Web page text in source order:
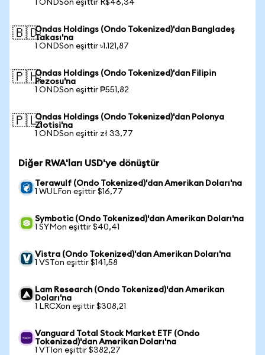
1 ONDSon eşittir R$46,34
🇧🇩Ondas Holdings (Ondo Tokenized)'dan Bangladeş
Takası'na
1 ONDSon eşittir ৳1.121,87
🇵🇭Ondas Holdings (Ondo Tokenized)'dan Filipin
Pezosu'na
1 ONDSon eşittir ₱551,82
🇵🇱Ondas Holdings (Ondo Tokenized)'dan Polonya
Zlotisi'na
1 ONDSon eşittir zł 33,77
Diğer RWA'ları USD'ye dönüştür
Terawulf (Ondo Tokenized)'dan Amerikan Doları'na
1 WULFon eşittir $16,77
Symbotic (Ondo Tokenized)'dan Amerikan Doları'na
1 SYMon eşittir $40,41
Vistra (Ondo Tokenized)'dan Amerikan Doları'na
1 VSTon eşittir $141,58
Lam Research (Ondo Tokenized)'dan Amerikan
Doları'na
1 LRCXon eşittir $308,21
Vanguard Total Stock Market ETF (Ondo
Tokenized)'dan Amerikan Doları'na
1 VTIon eşittir $382,27